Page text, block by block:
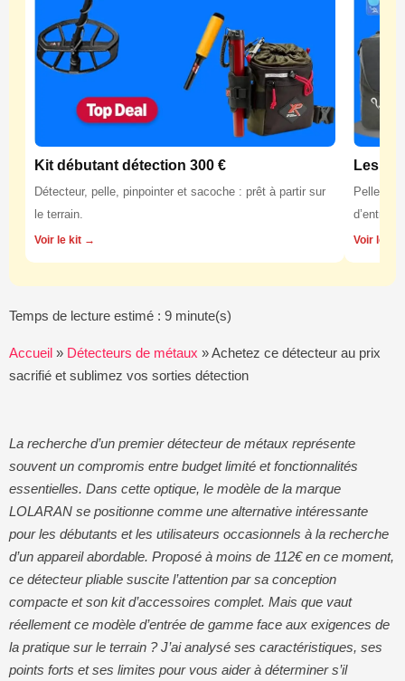
Kit débutant détection 300 €
Détecteur, pelle, pinpointer et sacoche : prêt à partir sur
le terrain.
Voir le kit →
Les
Pelles,
Voir les
Temps de lecture estimé : 9 minute(s)
Accueil » Détecteurs de métaux »Achetez ce détecteur au prix
sacrifié et sublimez vos sorties détection
La recherche d’un premier détecteur de métaux représente
souvent un compromis entre budget limité et fonctionnalités
essentielles. Dans cette optique, le modèle de la marque
LOLARAN se positionne comme une alternative intéressante
pour les débutants et les utilisateurs occasionnels à la recherche
d’un appareil abordable. Proposé à moins de 112€ en ce moment,
ce détecteur pliable suscite l’attention par sa conception
compacte et son kit d’accessoires complet. Mais que vaut
réellement ce modèle d’entrée de gamme face aux exigences de
la pratique sur le terrain ? J’ai analysé ses caractéristiques, ses
points forts et ses limites pour vous aider à déterminer s’il